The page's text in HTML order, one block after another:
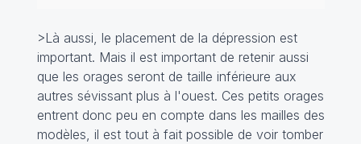
>Là aussi, le placement de la dépression est
important. Mais il est important de retenir aussi
que les orages seront de taille inférieure aux
autres sévissant plus à l'ouest. Ces petits orages
entrent donc peu en compte dans les mailles des
modèles, il est tout à fait possible de voir tomber